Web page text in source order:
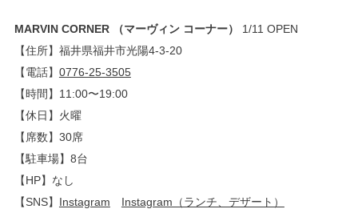
MARVIN CORNER （マーヴィン コーナー）
1/11 OPEN
【住所】福井県福井市光陽4-3-20
【電話】 0776-25-3505
【時間】11:00〜19:00
【休日】火曜
【席数】30席
【駐車場】8台
【HP】なし
【SNS】 Instagram Instagram（ランチ、デザート）